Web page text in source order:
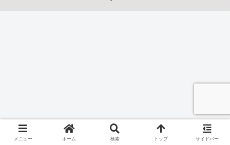
メニュー ホーム 検索 トップ サイドバー